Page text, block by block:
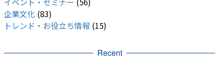
企業文化 (83)
トレンド・お役立ち情報 (15)
Recent